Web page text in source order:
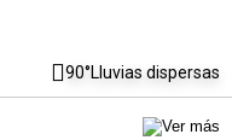
90°Lluvias dispersas